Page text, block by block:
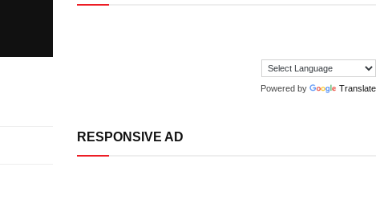
Powered by Translate
RESPONSIVE AD